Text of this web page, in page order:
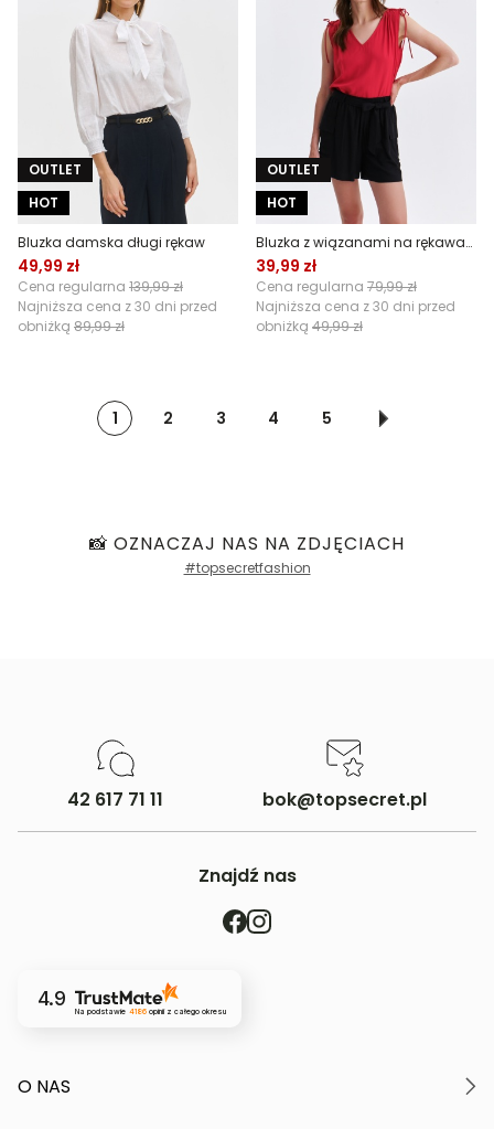
OUTLET
HOT
Bluzka damska długi rękaw
49,99 zł
Cena regularna 139,99 zł
Najniższa cena z 30 dni przed
obniżką 89,99 zł
OUTLET
HOT
Bluzka z wiązanami na rękawach
39,99 zł
Cena regularna 79,99 zł
Najniższa cena z 30 dni przed
obniżką 49,99 zł
1 2 3 4 5
📸 OZNACZAJ NAS NA ZDJĘCIACH
#topsecretfashion
42 617 71 11 bok@topsecret.pl
Znajdź nas
4.9
Na podstawie 4186opinii z całego okresu
O NAS